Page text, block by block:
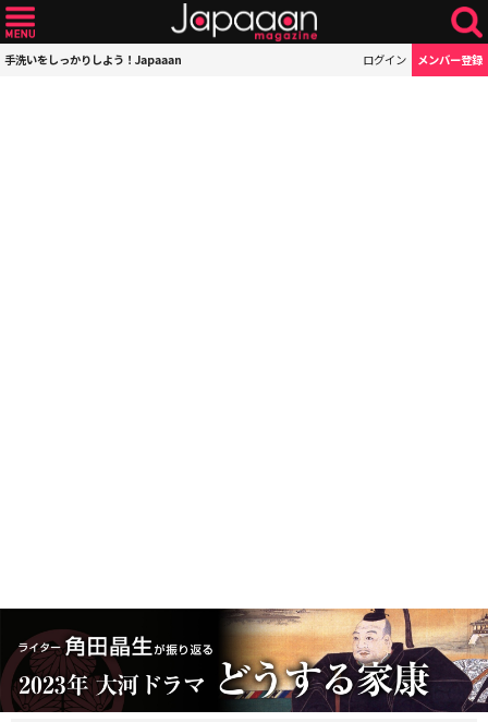
手洗いをしっかりしよう！Japaaan ログイン メンバー登録